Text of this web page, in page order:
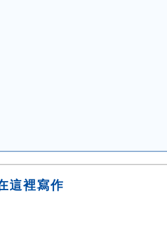
這裡寫作